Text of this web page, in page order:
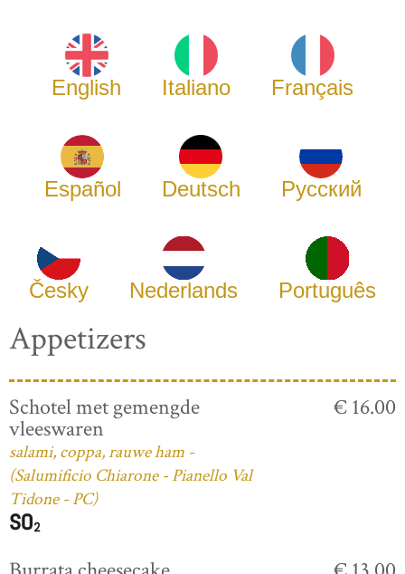
English Italiano Français
Español Deutsch Русский
Česky Nederlands Português
Appetizers
Schotel met gemengde
vleeswaren
salami, coppa, rauwe ham -
(Salumificio Chiarone - Pianello Val
Tidone - PC)
€ 16.00